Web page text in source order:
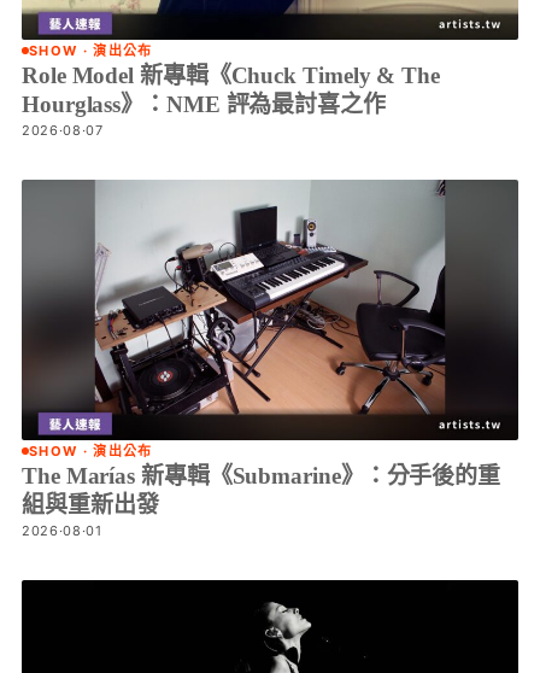
SHOW · 演出公布
Role Model 新專輯《Chuck Timely & The
Hourglass》：NME 評為最討喜之作
2026·08·07
SHOW · 演出公布
The Marías 新專輯《Submarine》：分手後的重
組與重新出發
2026·08·01